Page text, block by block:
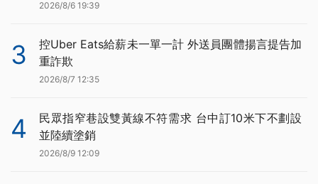
2026/8/6 19:39
3
控Uber Eats給薪未一單一計 外送員團體揚言提告加
重詐欺
2026/8/7 12:35
4
民眾指窄巷設雙黃線不符需求 台中訂10米下不劃設
並陸續塗銷
2026/8/9 12:09